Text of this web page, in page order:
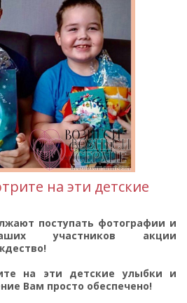
на эти детские
поступать фотографии и
участников акции
на эти детские улыбки и
Вам просто обеспечено!